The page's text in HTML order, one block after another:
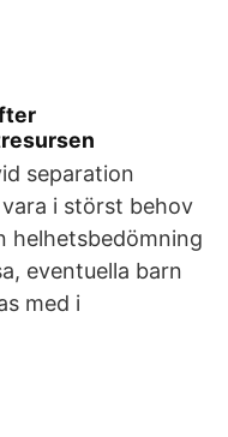
separation
i störst behov
helhetsbedömning
eventuella barn
med i